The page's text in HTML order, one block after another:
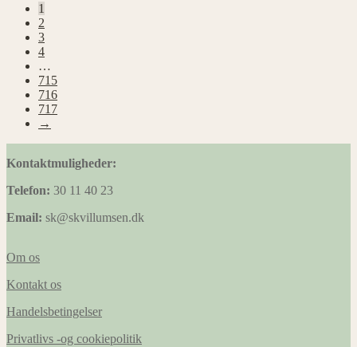
1
2
3
4
…
715
716
717
→
Kontaktmuligheder:
Telefon: 30 11 40 23
Email: sk@skvillumsen.dk
Om os
Kontakt os
Handelsbetingelser
Privatlivs -og cookiepolitik